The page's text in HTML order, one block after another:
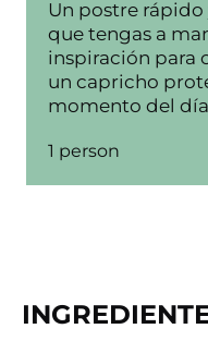
Un postre
que tengas a
inspiración para
un capricho
momento del
1 person